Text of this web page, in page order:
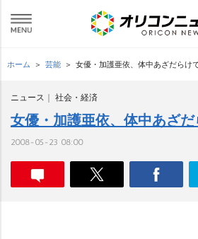
ホーム 芸能 女優・加護亜依、体中あざだらけ
ニュース 社会・経済
女優・加護亜依、体中あざ
2008-05-23 08:00